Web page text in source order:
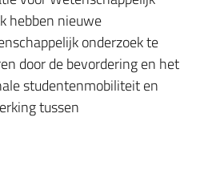
hebben nieuwe
onderzoek te
door de bevordering en het
studentenmobiliteit en
tussen